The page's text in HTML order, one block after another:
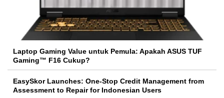
Laptop Gaming Value untuk Pemula: Apakah ASUS TUF
Gaming™ F16 Cukup?
EasySkor Launches: One-Stop Credit Management from
Assessment to Repair for Indonesian Users